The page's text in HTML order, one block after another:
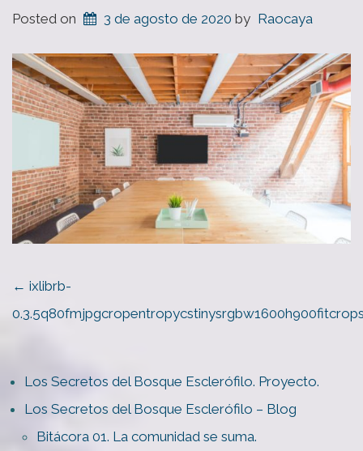
Posted on 3 de agosto de 2020 by Raocaya
POST
NAVIGATION
← ixlibrb-
Los Secretos del Bosque Esclerófilo. Proyecto.
Los Secretos del Bosque Esclerófilo – Blog
Bitácora 01. La comunidad se suma.